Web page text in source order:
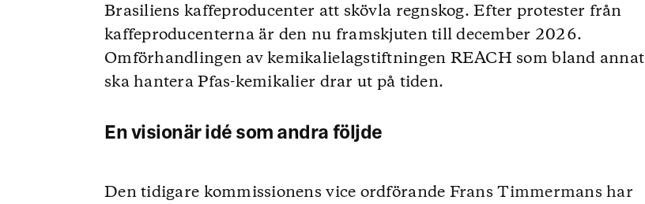
Brasiliens kaffeproducenter att skövla regnskog. Efter protester från
kaffeproducenterna är den nu framskjuten till december 2026.
Omförhandlingen av kemikalielagstiftningen REACH som bland annat
ska hantera Pfas-kemikalier drar ut på tiden.
En visionär idé som andra följde
Den tidigare kommissionens vice ordförande Frans Timmermans har